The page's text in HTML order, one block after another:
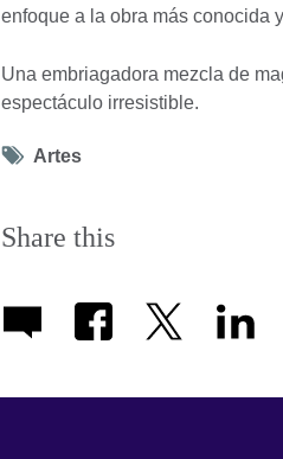
enfoque a la obra más conocida
Una embriagadora mezcla de
espectáculo irresistible.
Tag
Artes
Share this